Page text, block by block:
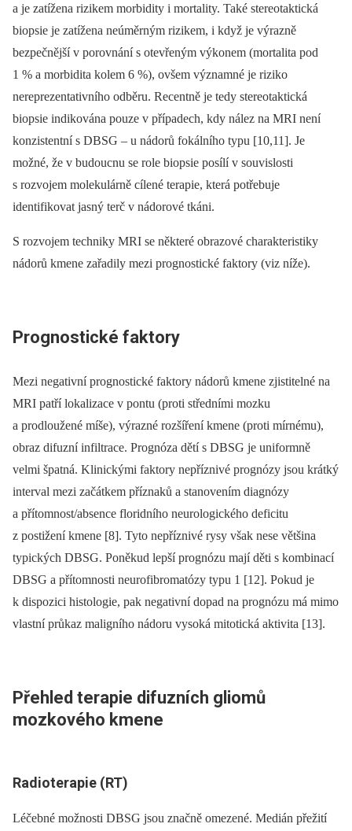
a je zatížena rizikem morbidity i mortality. Také stereotaktická
biopsie je zatížena neúměrným rizikem, i když je výrazně
bezpečnější v porovnání s otevřeným výkonem (mortalita pod
1 % a morbidita kolem 6 %), ovšem významné je riziko
nereprezentativního odběru. Recentně je tedy stereotaktická
biopsie indikována pouze v případech, kdy nález na MRI není
konzistentní s DBSG –⁠ u nádorů fokálního typu [10,11]. Je
možné, že v budoucnu se role biopsie posílí v souvislosti
s rozvojem molekulárně cílené terapie, která potřebuje
identifikovat jasný terč v nádorové tkáni.
S rozvojem techniky MRI se některé obrazové charakteristiky
nádorů kmene zařadily mezi prognostické faktory (viz níže).
Prognostické faktory
Mezi negativní prognostické faktory nádorů kmene zjistitelné na
MRI patří lokalizace v pontu (proti středními mozku
a prodloužené míše), výrazné rozšíření kmene (proti mírnému),
obraz difuzní infiltrace. Prognóza dětí s DBSG je uniformně
velmi špatná. Klinickými faktory nepříznivé prognózy jsou krátký
interval mezi začátkem příznaků a stanovením diagnózy
a přítomnost/absence floridního neurologického deficitu
z postižení kmene [8]. Tyto nepříznivé rysy však nese většina
typických DBSG. Poněkud lepší prognózu mají děti s kombinací
DBSG a přítomnosti neurofibromatózy typu 1 [12]. Pokud je
k dispozici histologie, pak negativní dopad na prognózu má mimo
vlastní průkaz maligního nádoru vysoká mitotická aktivita [13].
Přehled terapie difuzních gliomů
mozkového kmene
Radioterapie (RT)
Léčebné možnosti DBSG jsou značně omezené. Medián přežití